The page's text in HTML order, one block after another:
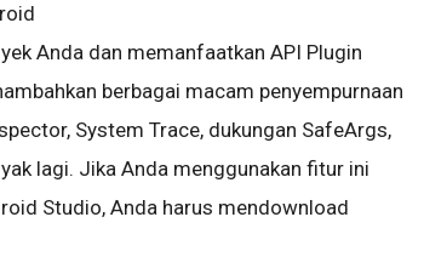
Anda dan memanfaatkan API Plugin
berbagai macam penyempurnaan
System Trace, dukungan SafeArgs,
lagi. Jika Anda menggunakan fitur ini
Studio, Anda harus mendownload